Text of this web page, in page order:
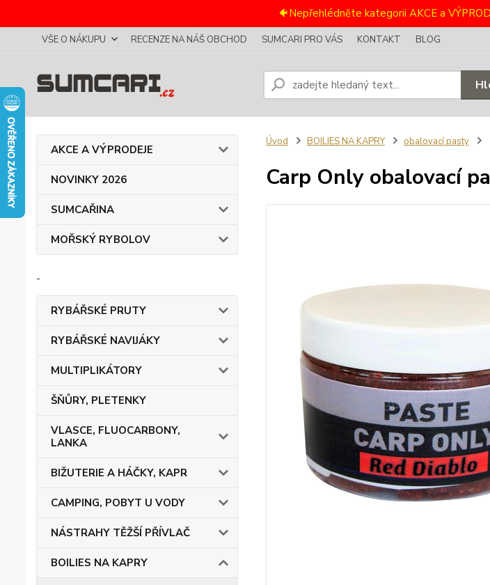
🐠Nepřehlédněte kategorii AKCE a
VŠE O NÁKUPU RECENZE NA NÁŠ OBCHOD SUMCARI PRO VÁS KONTAKT BLOG
AKCE A VÝPRODEJE
NOVINKY 2026
SUMCAŘINA
MOŘSKÝ RYBOLOV
-
RYBÁŘSKÉ PRUTY
RYBÁŘSKÉ NAVIJÁKY
MULTIPLIKÁTORY
ŠŇŮRY, PLETENKY
VLASCE, FLUOCARBONY,
LANKA
BIŽUTERIE A HÁČKY, KAPR
CAMPING, POBYT U VODY
NÁSTRAHY TĚŽŠÍ PŘÍVLAČ
BOILIES NA KAPRY
Úvod BOILIES NA KAPRY obalovací pasty
Carp Only obalovací